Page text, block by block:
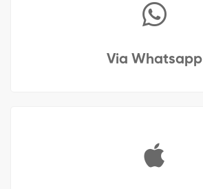
Via Whatsapp